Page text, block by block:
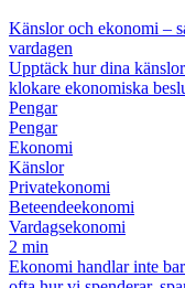
Känslor och ekonomi –
vardagen
Upptäck hur dina
klokare ekonomiska
Pengar
Pengar
Ekonomi
Känslor
Privatekonomi
Beteendeekonomi
Vardagsekonomi
2 min
Ekonomi handlar inte